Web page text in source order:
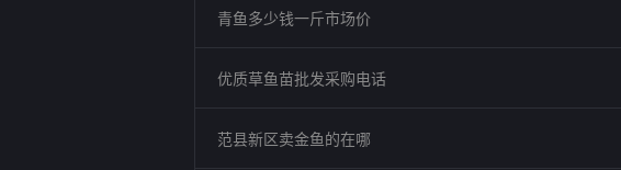
青鱼多少钱一斤市场价
优质草鱼苗批发采购电话
范县新区卖金鱼的在哪